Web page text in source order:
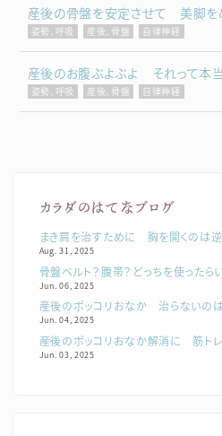
産後の骨盤を安定させて 美脚を
姿勢、呼吸 産後、骨盤 自律神経
産後のお腹ぶよぶよ それって本
姿勢、呼吸 産後、骨盤 自律神経
カラダのはてなブログ
まき肩を治すために 胸を開くのは逆
Aug. 31, 2025
骨盤ベルト？腹帯？どっちを使った
Jun. 06, 2025
産後のポッコリおなか 治らないの
Jun. 04, 2025
産後のポッコリおなか解消に 筋トレ
Jun. 03, 2025